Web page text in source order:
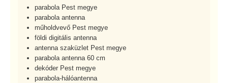
parabola Pest megye
parabola antenna
műholdvevő Pest megye
földi digitális antenna
antenna szaküzlet Pest megye
parabola antenna 60 cm
dekóder Pest megye
parabola-hálóantenna